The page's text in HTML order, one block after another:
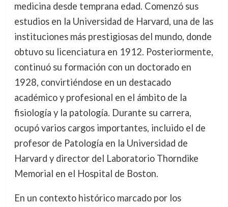
medicina desde temprana edad. Comenzó sus
estudios en la Universidad de Harvard, una de las
instituciones más prestigiosas del mundo, donde
obtuvo su licenciatura en 1912. Posteriormente,
continuó su formación con un doctorado en
1928, convirtiéndose en un destacado
académico y profesional en el ámbito de la
fisiología y la patología. Durante su carrera,
ocupó varios cargos importantes, incluido el de
profesor de Patología en la Universidad de
Harvard y director del Laboratorio Thorndike
Memorial en el Hospital de Boston.
En un contexto histórico marcado por los